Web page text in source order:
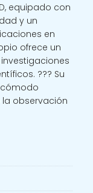
equipado con
y un
en
ofrece un
??? Su
observación